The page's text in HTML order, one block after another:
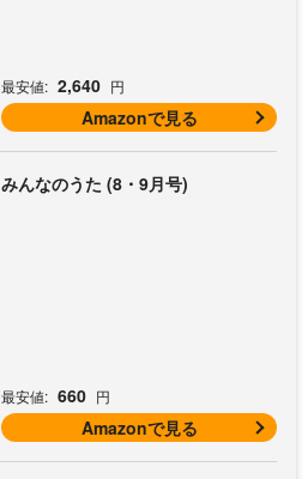
最安値: 2,640 円
Amazonで見る
みんなのうた (8・9月号)
最安値: 660 円
Amazonで見る